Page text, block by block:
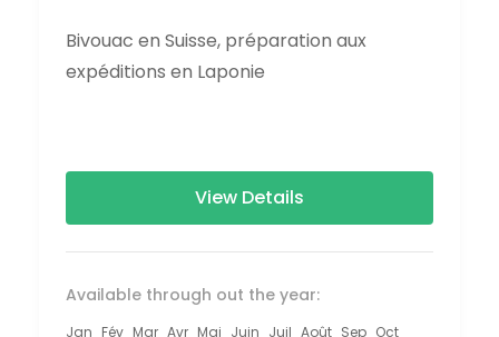
Bivouac en Suisse, préparation aux
expéditions en Laponie
View Details
Available through out the year:
Jan Fév Mar Avr Mai Juin Juil Août Sep Oct